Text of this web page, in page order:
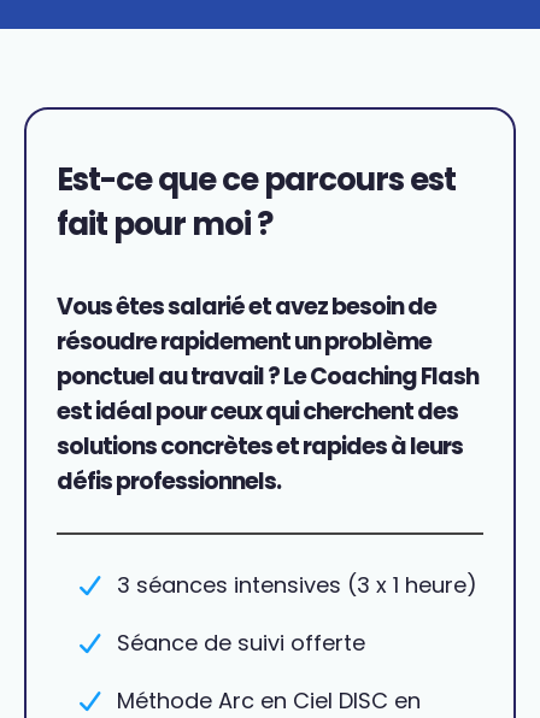
Est-ce que ce parcours est
fait pour moi ?
Vous êtes salarié et avezbesoin de
résoudre rapidement un problème
ponctuel au travail? Le Coaching Flash
est idéal pour ceux qui cherchent des
solutions concrètes et rapides à leurs
défis professionnels.
3 séances intensives (3 x 1 heure)
Séance de suivi offerte
Méthode Arc en Ciel DISC en